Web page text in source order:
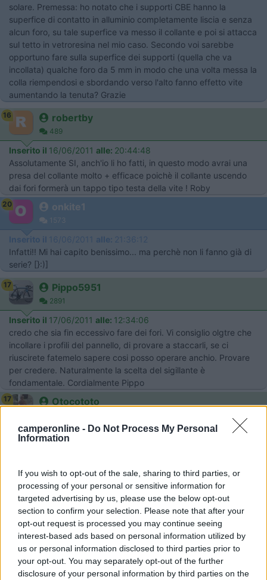
camperonline - Do Not Process My Personal
Information
If you wish to opt-out of the sale, sharing to third parties, or
processing of your personal or sensitive information for
targeted advertising by us, please use the below opt-out
section to confirm your selection. Please note that after your
opt-out request is processed you may continue seeing
interest-based ads based on personal information utilized by
us or personal information disclosed to third parties prior to
your opt-out. You may separately opt-out of the further
disclosure of your personal information by third parties on the
solare. Premessa: ho notato che i supporti CBE hanno la
superfice di contatto in alluminio completamente liscia e senza
alcun foro, su tale superfice va messo il collante e poi si attacca
sul tetto in vetroresina nel mio caso. Secondo voi sarebbe
opportuno fare sulla superfice dei supporti (quella che va
incollata) qualche foro da 5 mm in modo che una volta messa la
colla riempendosi e sbordando verso l'alto fanno effetto vite
aumentando la tenuta? Grazie
16 robertby
489
Inserito il 16/06/2011 alle: 20:44:48
Assolutamente SI, anch'io li ho fatti, in questo modo avrai una
presa del collante molto + efficace poichè il collante uscendo
dai fori formerà un tappo tipo testa della vite ! Roby
20 onkite1
1573
Inserito il 16/06/2011 alle: 21:36:12
Infatti!! Mi hai capito benissimo... ma perchè non li fanno già di
serie? [}:)]
17 Pippo5951
2891
Inserito il 17/06/2011 alle: 12:34:06
credo che sia fin eccessivo fare dei fori. Vi consiglio olgtre che
incollare i profili del pannello, di provare a staccarli, se ci
riuscirete fatemelo sapere cosi posso operare anchio. Provare
per credere. Naturalmente la scelta del sigillante è
fondamentale. Cordialmente Pippo
17 Otocototo
Inserito il17/06/2011 alle:18:34:00
> Ciao, io ho attaccato il mio con un adesivo poliuretanico;
sicuramente risulta impossibile staccare la staffa quanto è
pasato il giusto tempo per l'essicazione del collante; il problema
è che, con certezza, la staffa resta perfettamente attaccata
alla vetroresina del tetto, ma è la vetroresina che non è incollata
ai travetti sottostanti (per ragioni di dilatazione di calore) e
quindi quando fai la prova che suggerisce anche l'amico Pippo,
ti rendi conto che sollevi la staffa e tuto il soffitto in quella parte